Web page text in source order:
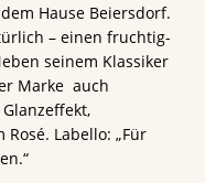
Hause Beiersdorf.
– einen fruchtig-
seinem Klassiker
Marke auch
Labello: „Für